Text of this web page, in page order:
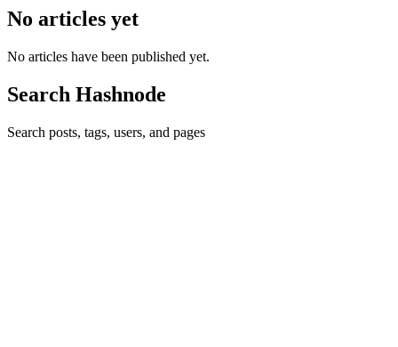
No articles yet
No articles have been published yet.
Search Hashnode
Search posts, tags, users, and pages